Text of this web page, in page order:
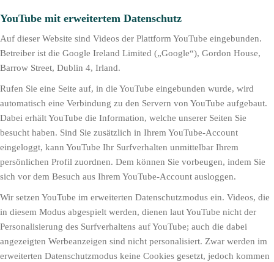
YouTube mit erweitertem Datenschutz
Auf dieser Website sind Videos der Plattform YouTube eingebunden.
Betreiber ist die Google Ireland Limited („Google“), Gordon House,
Barrow Street, Dublin 4, Irland.
Rufen Sie eine Seite auf, in die YouTube eingebunden wurde, wird
automatisch eine Verbindung zu den Servern von YouTube aufgebaut.
Dabei erhält YouTube die Information, welche unserer Seiten Sie
besucht haben. Sind Sie zusätzlich in Ihrem YouTube-Account
eingeloggt, kann YouTube Ihr Surfverhalten unmittelbar Ihrem
persönlichen Profil zuordnen. Dem können Sie vorbeugen, indem Sie
sich vor dem Besuch aus Ihrem YouTube-Account ausloggen.
Wir setzen YouTube im erweiterten Datenschutzmodus ein. Videos, die
in diesem Modus abgespielt werden, dienen laut YouTube nicht der
Personalisierung des Surfverhaltens auf YouTube; auch die dabei
angezeigten Werbeanzeigen sind nicht personalisiert. Zwar werden im
erweiterten Datenschutzmodus keine Cookies gesetzt, jedoch kommen